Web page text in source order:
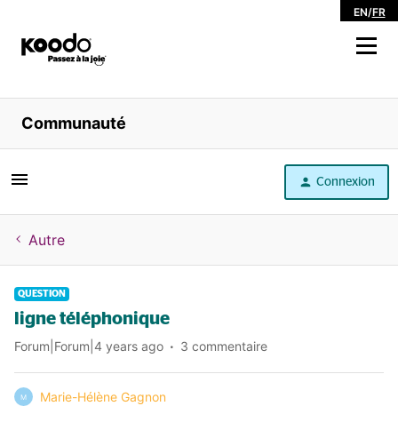
EN/FR
Magasiner
Libre service
Aide
Communauté
Connexion
Autre
QUESTION
ligne téléphonique
Forum|Forum|4 years ago 3 commentaire
M Marie-Hélène Gagnon